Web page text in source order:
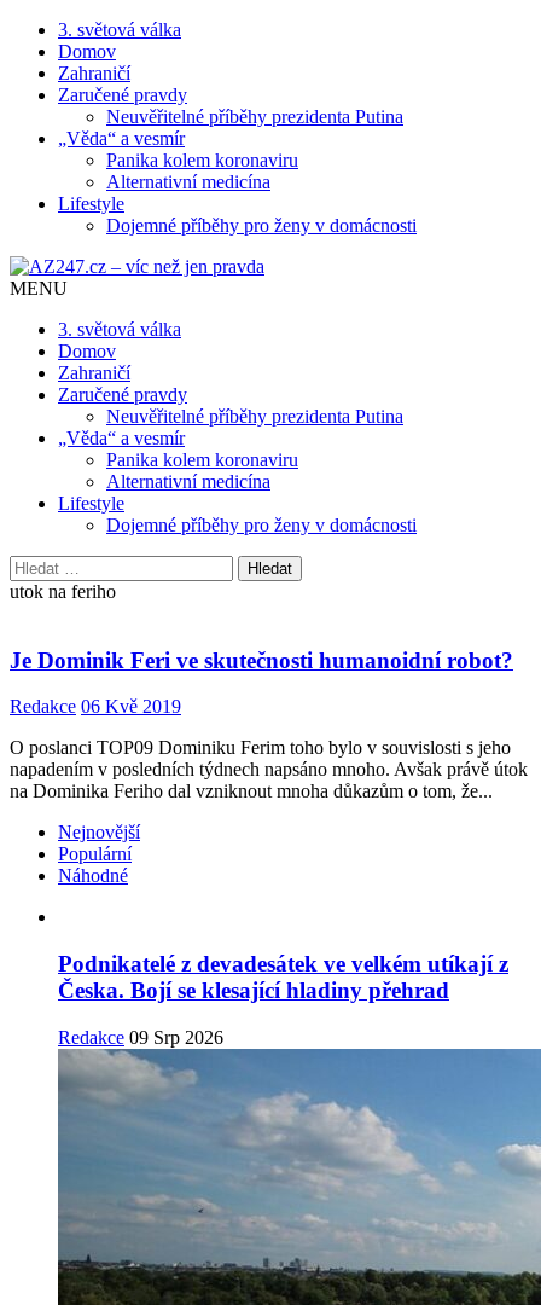
3. světová válka
Domov
Zahraničí
Zaručené pravdy
Neuvěřitelné příběhy prezidenta Putina
„Věda“ a vesmír
Panika kolem koronaviru
Alternativní medicína
Lifestyle
Dojemné příběhy pro ženy v domácnosti
MENU
3. světová válka
Domov
Zahraničí
Zaručené pravdy
Neuvěřitelné příběhy prezidenta Putina
„Věda“ a vesmír
Panika kolem koronaviru
Alternativní medicína
Lifestyle
Dojemné příběhy pro ženy v domácnosti
Vyhledávání
utok na feriho
Je Dominik Feri ve skutečnosti humanoidní robot?
Redakce 06 Kvě 2019
O poslanci TOP09 Dominiku Ferim toho bylo v souvislosti s jeho
napadením v posledních týdnech napsáno mnoho. Avšak právě útok
na Dominika Feriho dal vzniknout mnoha důkazům o tom, že...
Nejnovější
Populární
Náhodné
Podnikatelé z devadesátek ve velkém utíkají z
Česka. Bojí se klesající hladiny přehrad
Redakce 09 Srp 2026